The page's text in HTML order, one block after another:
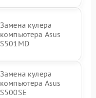
Замена кулера
компьютера Asus
S501MD
Замена кулера
компьютера Asus
S500SE